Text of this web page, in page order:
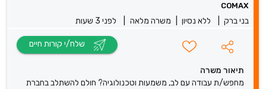
COMAX
בני ברק ללא נסיון משרה מלאה לפני 3 שעות
תיאור משרה
מחפש/ת עבודה עם לב, משמעות וטכנולוגיה? חולם להשתלב בחברת